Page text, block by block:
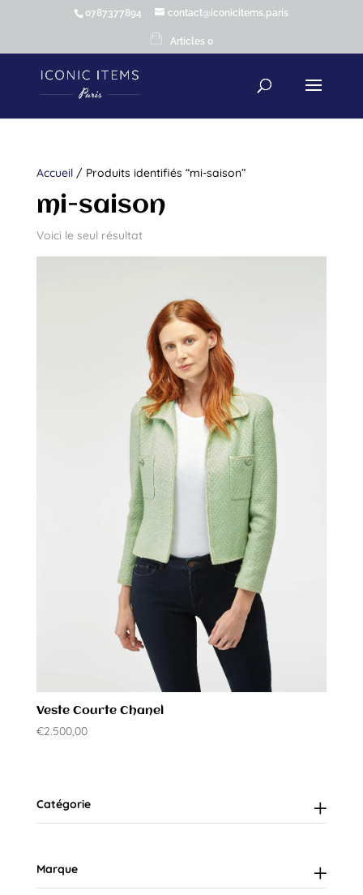
0787377894 contact@iconicitems.paris
Articles 0
Accueil/ Produits identifiés “mi-saison”
mi-saison
Voici le seul résultat
Veste Courte Chanel
€2.500,00
Catégorie
Marque